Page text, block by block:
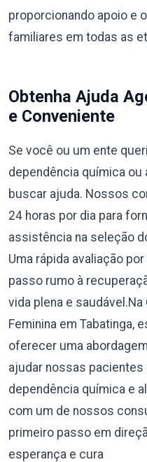
proporcionando apoio e
familiares em todas as
Obtenha Ajuda
e Conveniente
Se você ou um ente
dependência química ou
buscar ajuda. Nossos
24 horas por dia para
assistência na seleção
Uma rápida avaliação
passo rumo à
vida plena e
Feminina em Tabatinga,
oferecer uma
ajudar nossas
dependência química e
com um de nossos
primeiro passo em
esperança e cura